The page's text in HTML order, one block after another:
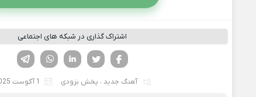
اشتراک گذاری در شبکه های اجتماعی
لینکدین تویتر
فیسوک
آهنگ جدید ، پخش بزودی 1 آگوست 2025